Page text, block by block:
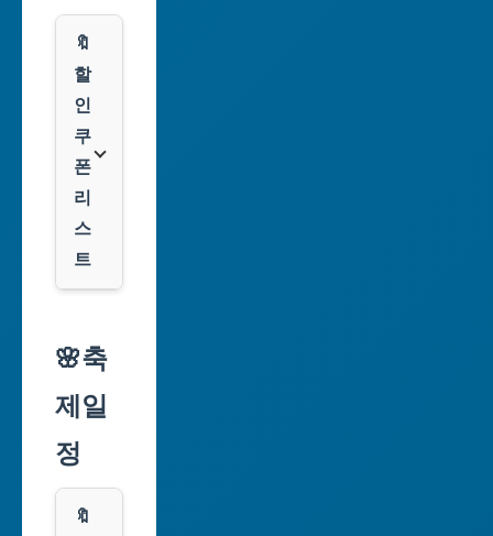
부
산
광
역
시
대
인
광
역
🔖
할
인
쿠
폰
리
스
트
리
스
레
🌸축
제일
정
🔖